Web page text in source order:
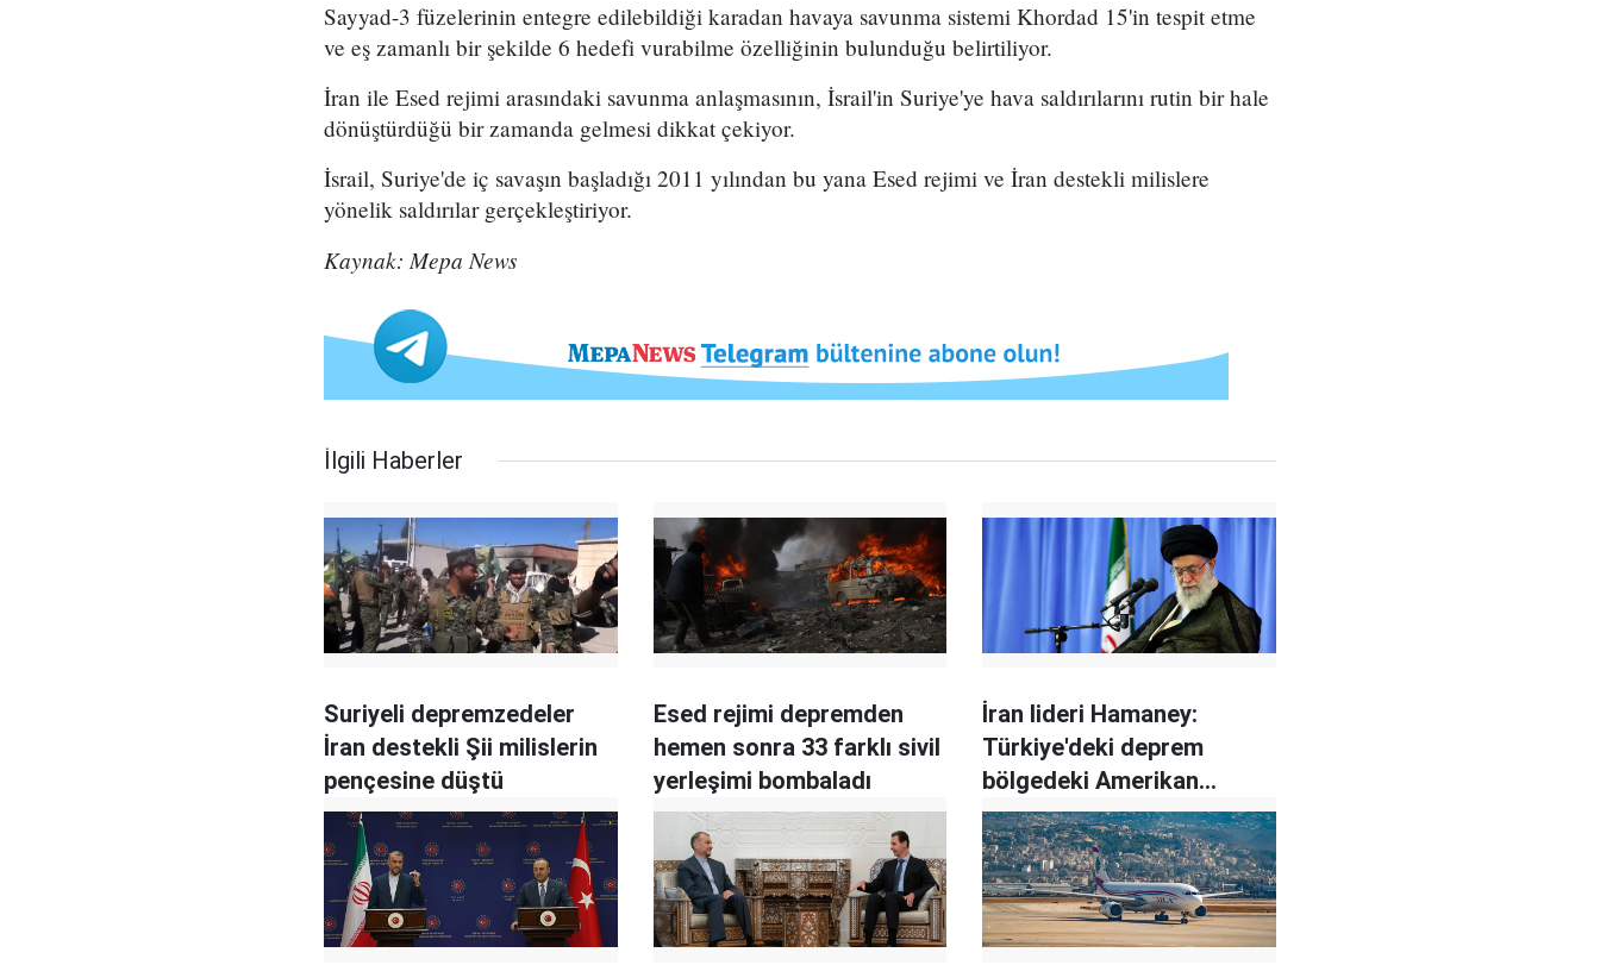
Sayyad-3 füzelerinin entegre edilebildiği karadan havaya savunma sistemi Khordad 15'in tespit etme
ve eş zamanlı bir şekilde 6 hedefi vurabilme özelliğinin bulunduğu belirtiliyor.
İran ile Esed rejimi arasındaki savunma anlaşmasının, İsrail'in Suriye'ye hava saldırılarını rutin bir hale
dönüştürdüğü bir zamanda gelmesi dikkat çekiyor.
İsrail, Suriye'de iç savaşın başladığı 2011 yılından bu yana Esed rejimi ve İran destekli milislere
yönelik saldırılar gerçekleştiriyor.
Kaynak: Mepa News
İlgili Haberler
Suriyeli depremzedeler
İran destekli Şii milislerin
pençesine düştü
Esed rejimi depremden
hemen sonra 33 farklı sivil
yerleşimi bombaladı
İran lideri Hamaney:
Türkiye'deki deprem
bölgedeki Amerikan
müdahalesine kıyasla
küçük bir olay